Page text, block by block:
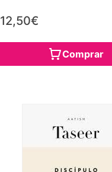
12,50€
Comprar